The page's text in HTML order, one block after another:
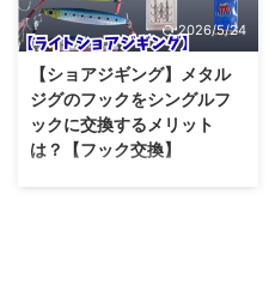
2026/5/24
【ショアジギング】メタル
ジグのフックをシングルフ
ックに交換するメリット
は？【フック交換】